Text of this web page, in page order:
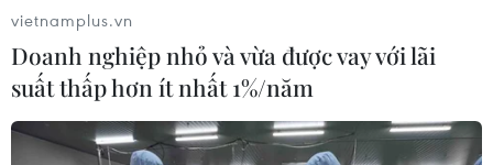
vietnamplus.vn
Doanh nghiệp nhỏ và vừa được vay với lãi
suất thấp hơn ít nhất 1%/năm